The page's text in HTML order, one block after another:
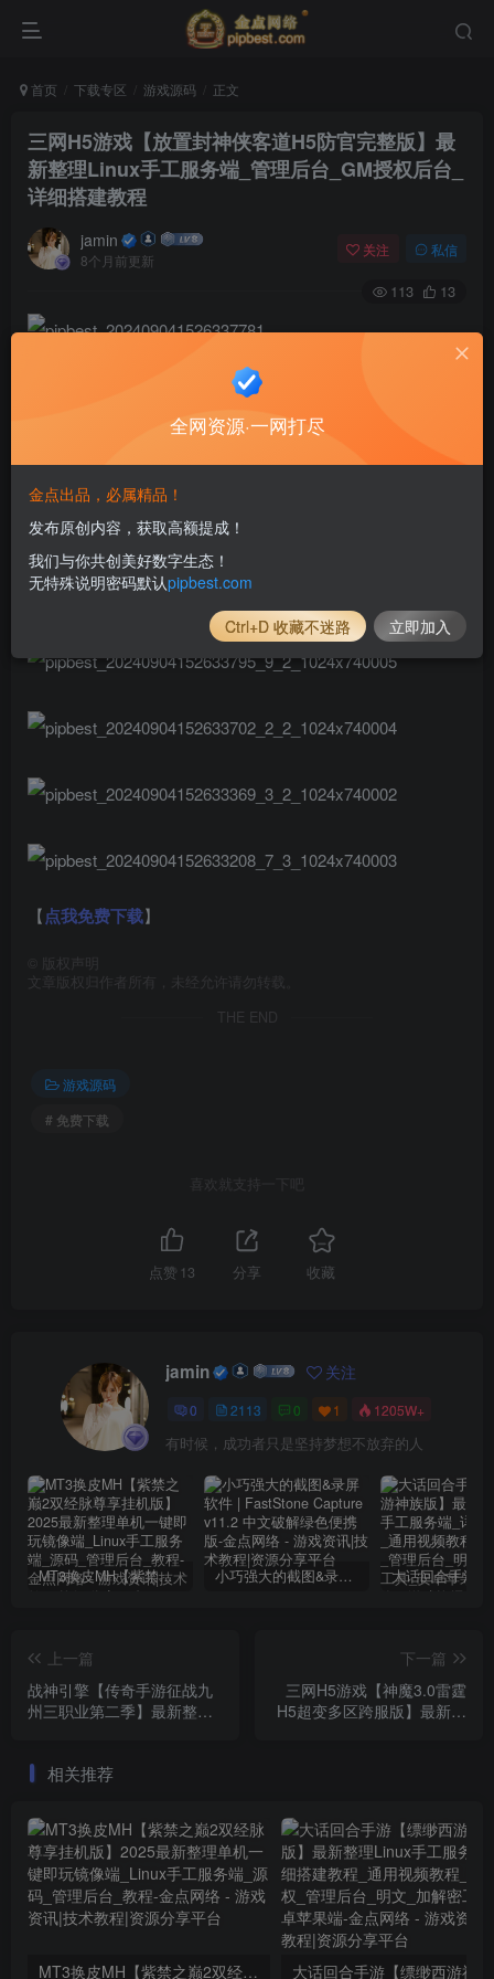
首页 下载专区 游戏源码 正文
三网H5游戏【放置封神侠客道H5防官完整版】最
新整理Linux手工服务端_管理后台_GM授权后台_
详细搭建教程
jamin
8个月前更新
关注 私信
113 13
【点我免费下载】
版权声明
文章版权归作者所有，未经允许请勿转载。
THE END
游戏源码
# 免费下载
喜欢就支持一下吧
点赞 13 分享 收藏
jamin 关注
0 2113 0 1 1205W+
有时候，成功者只是坚持梦想不放弃的人
MT3换皮MH【紫禁之巅2双经脉尊享挂机版】2025最新整理单机一键即玩镜像端_Linux手工服务端_源码_管理后台_教程 小巧强大的截图&录屏软件 | FastStone Capture v11.2 中文破解绿色便携版
上一篇
战神引擎【传奇手游征战九
州三职业第二季】最新整理
_GM授权后台_详细搭建教
下一篇
三网H5游戏【神魔3.0雷霆
H5超变多区跨服版】最新整
相关推荐
MT3换皮MH【紫禁之巅2双经脉尊享挂机版】2025最新整理单机一键即玩镜像端_Linux手工服务端_源码_管理后台_教程
全网资源·一网打尽
金点出品，必属精品！
发布原创内容，获取高额提成！
我们与你共创美好数字生态！
无特殊说明密码默认pipbest.com
Ctrl+D 收藏不迷路 立即加入